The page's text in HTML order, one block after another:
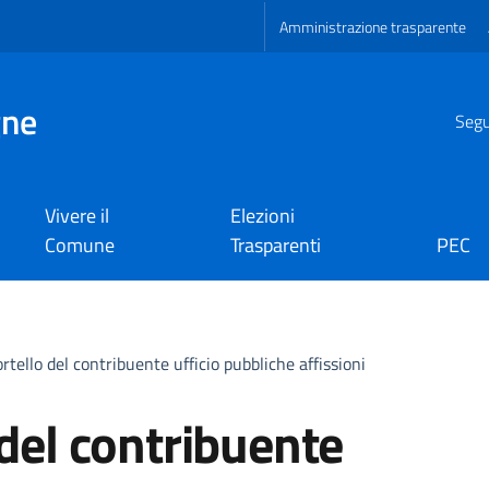
Amministrazione trasparente
Vivere il
Comune
Elezioni
Trasparenti
PEC
del contribuente ufficio pubbliche affissioni
contribuente